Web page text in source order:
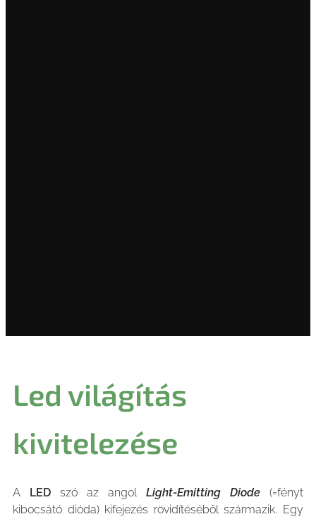
Led világítás
kivitelezése
A LED szó az angol Light-Emitting Diode (=fényt
kibocsátó dióda) kifejezés rövidítéséből származik. Egy